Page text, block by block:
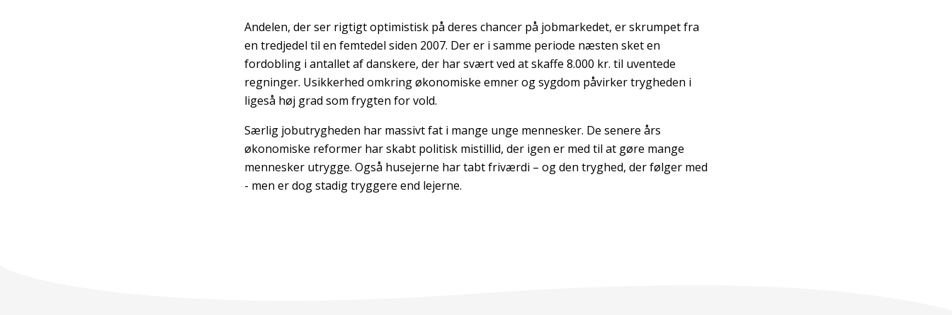
Andelen, der ser rigtigt optimistisk på deres chancer på jobmarkedet, er skrumpet fra
en tredjedel til en femtedel siden 2007. Der er i samme periode næsten sket en
fordobling i antallet af danskere, der har svært ved at skaffe 8.000 kr. til uventede
regninger. Usikkerhed omkring økonomiske emner og sygdom påvirker trygheden i
ligeså høj grad som frygten for vold.
Særlig jobutrygheden har massivt fat i mange unge mennesker. De senere års
økonomiske reformer har skabt politisk mistillid, der igen er med til at gøre mange
mennesker utrygge. Også husejerne har tabt friværdi – og den tryghed, der følger med
- men er dog stadig tryggere end lejerne.